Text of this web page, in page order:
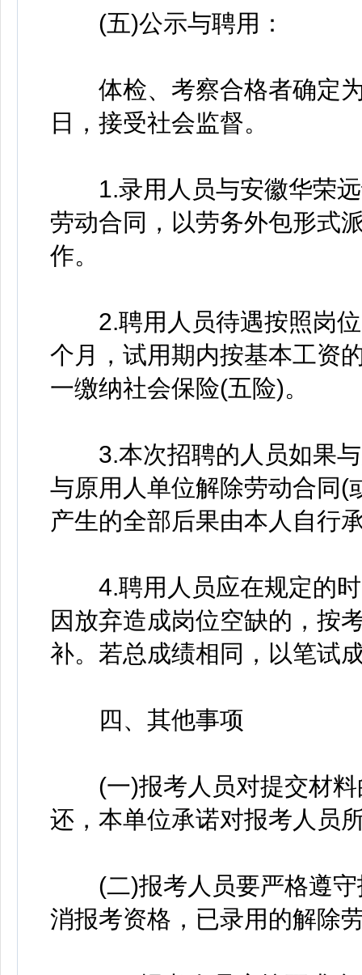
(五)公示与聘用：
体检、考察合格者确定为
日，接受社会监督。
1.录用人员与安徽华荣远
劳动合同，以劳务外包形式
作。
2.聘用人员待遇按照岗位
个月，试用期内按基本工资
一缴纳社会保险(五险)。
3.本次招聘的人员如果与
与原用人单位解除劳动合同(
产生的全部后果由本人自行
4.聘用人员应在规定的时
因放弃造成岗位空缺的，按
补。若总成绩相同，以笔试
四、其他事项
(一)报考人员对提交材料
还，本单位承诺对报考人员
(二)报考人员要严格遵守
消报考资格，已录用的解除